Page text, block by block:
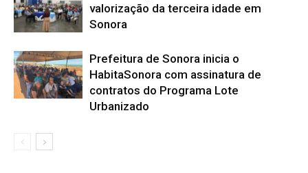
valorização da terceira idade em
Sonora
Prefeitura de Sonora inicia o
HabitaSonora com assinatura de
contratos do Programa Lote
Urbanizado